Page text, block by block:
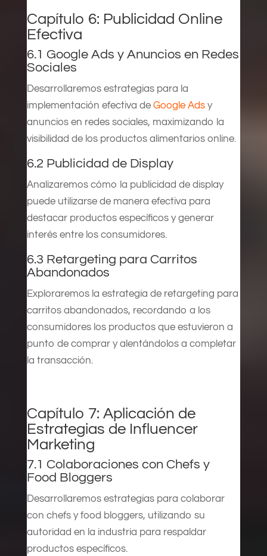
Capítulo 6: Publicidad Online
Efectiva
6.1 Google Ads y Anuncios en Redes
Sociales
Desarrollaremos estrategias para la
implementación efectiva de Google Adsy
anuncios en redes sociales, maximizando la
visibilidad de los productos alimentarios online.
6.2 Publicidad de Display
Analizaremos cómo la publicidad de display
puede utilizarse de manera efectiva para
destacar productos específicos y generar
interés entre los consumidores.
6.3 Retargeting para Carritos
Abandonados
Exploraremos la estrategia de retargeting para
carritos abandonados, recordando a los
consumidores los productos que estuvieron a
punto de comprar y alentándolos a completar
la transacción.
Capítulo 7: Aplicación de
Estrategias de Influencer
Marketing
7.1 Colaboraciones con Chefs y
Food Bloggers
Desarrollaremos estrategias para colaborar
con chefs y food bloggers, utilizando su
autoridad en la industria para respaldar
productos específicos.